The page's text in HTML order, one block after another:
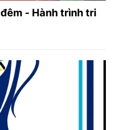
- Hành trình tri